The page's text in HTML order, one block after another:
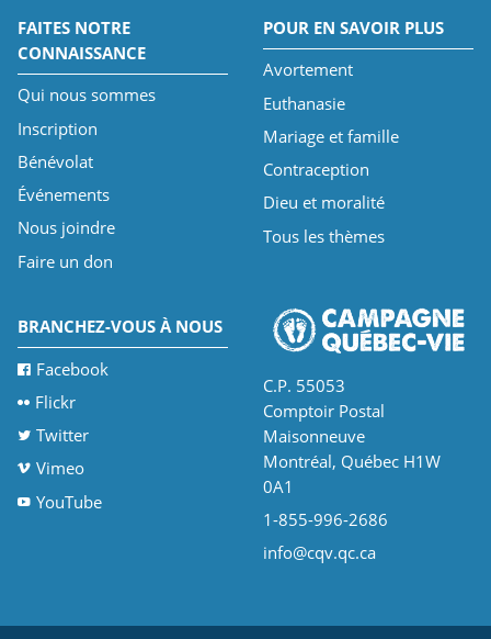
FAITES NOTRE
CONNAISSANCE
Qui nous sommes
Inscription
Bénévolat
Événements
Nous joindre
Faire un don
POUR EN SAVOIR PLUS
Avortement
Euthanasie
Mariage et famille
Contraception
Dieu et moralité
Tous les thèmes
BRANCHEZ-VOUS À NOUS
Facebook
Flickr
Twitter
Vimeo
YouTube
C.P. 55053
Comptoir Postal
Maisonneuve
Montréal, Québec H1W
0A1
1-855-996-2686
info@cqv.qc.ca